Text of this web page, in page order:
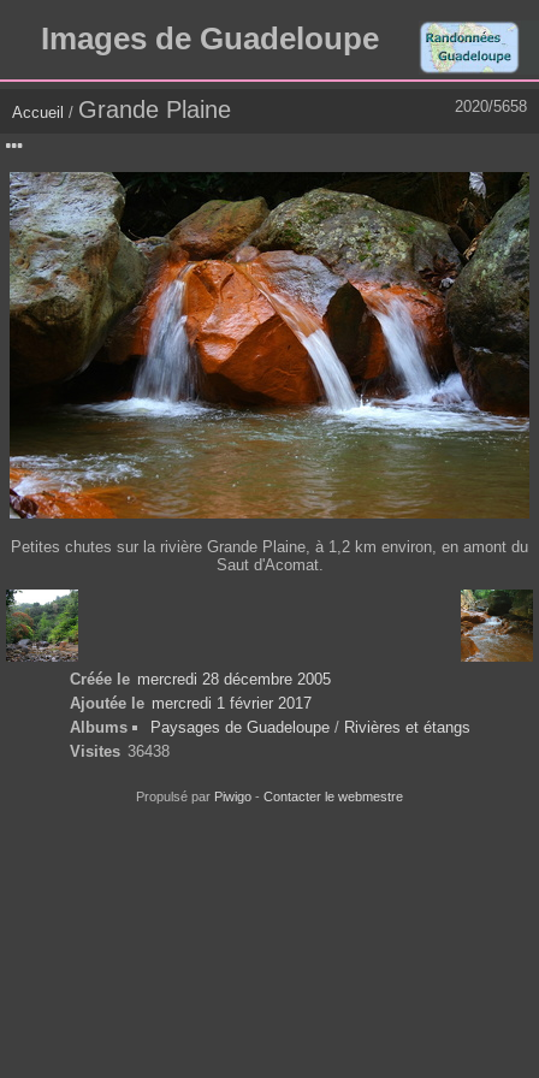
Images de Guadeloupe
2020/5658
Accueil / Grande Plaine
Petites chutes sur la rivière Grande Plaine, à 1,2 km environ, en amont du
Saut d'Acomat.
Créée le mercredi 28 décembre 2005
Ajoutée le mercredi 1 février 2017
Albums
Paysages de Guadeloupe / Rivières et étangs
Visites 36438
Propulsé par Piwigo - Contacter le webmestre